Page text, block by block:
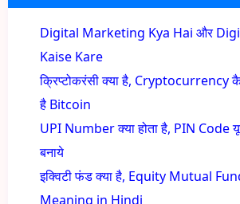
Digital Marketing Kya Hai और
Kaise Kare
क्रिप्टोकरंसी क्या है, Cryptocurrency
है Bitcoin
UPI Number क्या होता है, PIN Code
बनाये
इक्विटी फंड क्या है, Equity Mutual
Meaning in Hindi